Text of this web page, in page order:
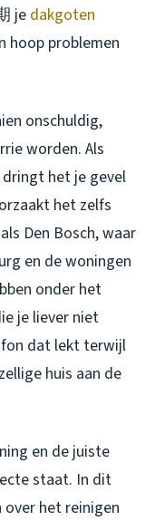
je dakgoten
hoop problemen
onschuldig,
worden. Als
het je gevel
het zelfs
Den Bosch, waar
en de woningen
onder het
je liever niet
dat lekt terwijl
huis aan de
en de juiste
staat. In dit
het reinigen